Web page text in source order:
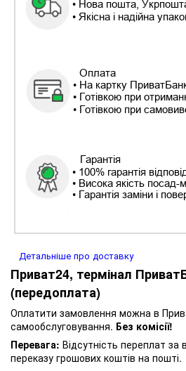
Детальніше про доставку
Приват24, термінал
(передоплата)
Оплатити замовлення можна в
самообслуговування. Без комісії!
Перевага: Відсутність переплат за
переказу грошових коштів на пошті.